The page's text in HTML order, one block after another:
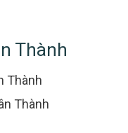
Thành
Thành
Thành